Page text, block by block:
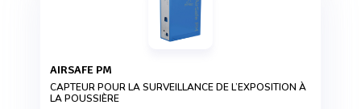
AIRSAFE PM
CAPTEUR POUR LA SURVEILLANCE DE L’EXPOSITION À
LA POUSSIÈRE